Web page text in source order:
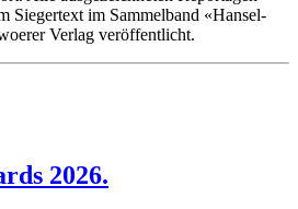
Siegertext im Sammelband «Hansel-
Verlag veröffentlicht.
2026.